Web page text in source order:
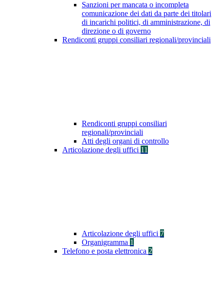
Sanzioni per mancata o incompleta
comunicazione dei dati da parte dei titolari
di incarichi politici, di amministrazione, di
direzione o di governo
Rendiconti gruppi consiliari regionali/provinciali
Rendiconti gruppi consiliari
regionali/provinciali
Atti degli organi di controllo
Articolazione degli uffici 11
Articolazione degli uffici 7
Organigramma 1
Telefono e posta elettronica 2